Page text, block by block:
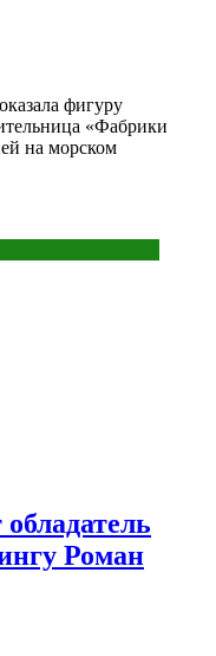
фигуру
«Фабрики
на морском
Роман